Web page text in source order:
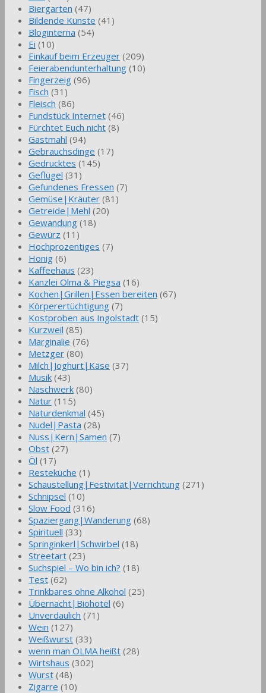
Biergarten (47)
Bildende Künste (41)
Bloginterna (54)
Ei (10)
Einkauf beim Erzeuger (209)
Feierabendunterhaltung (10)
Fingerzeig (96)
Fisch (31)
Fleisch (86)
Fundstück Internet (46)
Fürchtet Euch nicht (8)
Gastmahl (94)
Gebrauchsdinge (17)
Gedrucktes (145)
Geflügel (31)
Gefundenes Fressen (7)
Gemüse|Kräuter (81)
Getreide|Mehl (20)
Gewandung (18)
Gewürz (11)
Hochprozentiges (7)
Honig (6)
Kaffeehaus (23)
Kanzlei Olma & Piegsa (16)
Kochen|Grillen|Essen bereiten (67)
Körperertüchtigung (7)
Kostproben aus Ingolstadt (15)
Kurzweil (85)
Marginalie (76)
Metzger (80)
Milch|Joghurt|Käse (37)
Musik (43)
Naschwerk (80)
Natur (115)
Naturdenkmal (45)
Nudel|Pasta (28)
Nuss|Kern|Samen (7)
Obst (27)
Öl (17)
Resteküche (1)
Schaustellung|Festivität|Verrichtung (271)
Schnipsel (10)
Slow Food (316)
Spaziergang|Wanderung (68)
Spirituell (33)
Springinkerl|Schwirbel (18)
Streetart (23)
Suchspiel – Wo bin ich? (18)
Test (62)
Trinkbares ohne Alkohol (25)
Übernacht|Biohotel (6)
Unverdaulich (71)
Wein (127)
Weißwurst (33)
wenn man OLMA heißt (28)
Wirtshaus (302)
Wurst (48)
Zigarre (10)